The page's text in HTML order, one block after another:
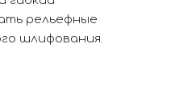
рельефные
шлифования.